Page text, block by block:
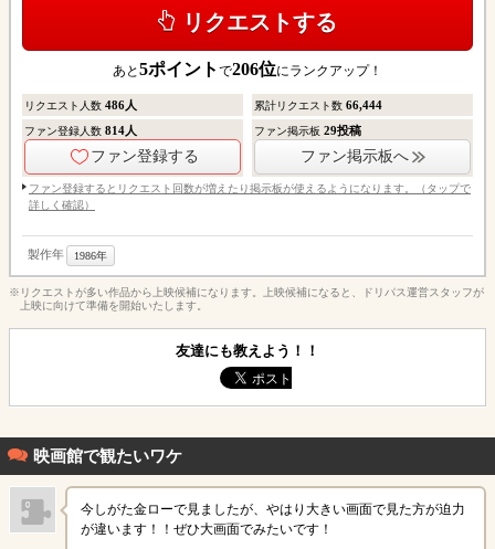
リクエストする
あと5ポイント で206位にランクアップ！
リクエスト人数 486人 累計リクエスト数66,444
ファン登録人数 814人
ファン登録する
ファン掲示板29投稿
ファン掲示板へ
ファン登録するとリクエスト回数が増えたり掲示板が使えるようになります。（タップで
詳しく確認）
製作年 1986年
※リクエストが多い作品から上映候補になります。上映候補になると、ドリパス運営スタッフが
上映に向けて準備を開始いたします。
友達にも教えよう！！
映画館で観たいワケ
今しがた金ローで見ましたが、やはり大きい画面で見た方が迫力
が違います！！ぜひ大画面でみたいです！